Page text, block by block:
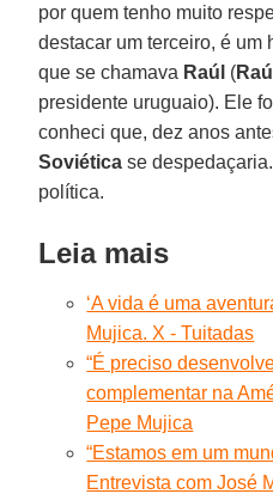
por quem tenho muito
destacar um terceiro, é um
que se chamava Raúl (
presidente uruguaio). Ele
conheci que, dez anos
Soviética se
política.
Leia mais
‘A vida é uma
Mujica. X - Tuitadas
“É preciso
complementar na
Pepe Mujica
“Estamos em um
Entrevista com José